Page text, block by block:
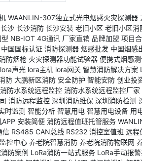
WAANLIN-307独立式光电烟感火灾探测器
长沙 长沙消防 长沙安装 老旧小区 老旧小区消
NB-IOT 4G通讯 厂家直销 品牌加盟 项目
中国国标认证 消防探测器 烟感批发 中国烟感
防烟枪 火灾探测器功能试验器 便携式烟感
lora声光 lora主机 lora网关 智慧消防解决方案
防 大鹏新区消防 安全防护 智能安防 创业投
防水系统远程监控 消防水系统远程监控厂家
消防远程监控 深圳消防维保 深圳消防检测
时监测 智能分析 智慧用电 智慧用电设备 用
安装简便 消防远程值班托管服务
信 RS485 CAN总线 RS232 消控室值班 远程
控中心 养老院智慧消防 养老院消防物联网
防案例 LoRa消防一站式服务 LoRa手动报